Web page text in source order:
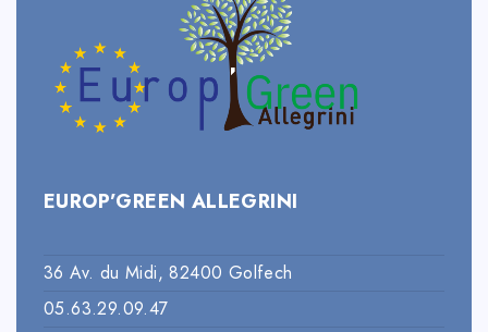
EUROP’GREEN ALLEGRINI
36 Av. du Midi, 82400 Golfech
05.63.29.09.47